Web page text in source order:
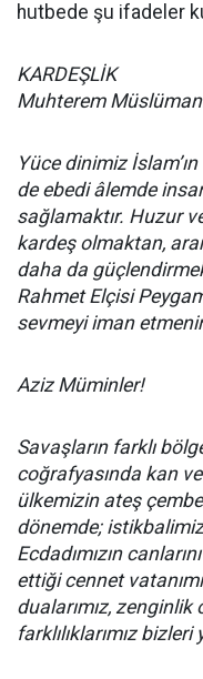
hutbede şu ifadeler
KARDEŞLİK
Muhterem
Yüce dinimiz
de ebedi âlemde
sağlamaktır. Huzur
kardeş olmaktan,
daha da
Rahmet Elçisi
sevmeyi iman
Aziz Müminler!
Savaşların farklı
coğrafyasında kan
ülkemizin ateş
dönemde;
Ecdadımızın
ettiği cennet
dualarımız,
farklılıklarımız